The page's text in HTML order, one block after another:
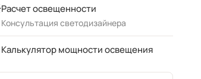
Расчет освещенности
Консультация светодизайнера
Калькулятор мощности освещения